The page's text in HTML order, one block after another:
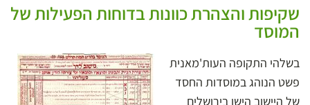
שקיפות והצהרת כוונות בדוחות הפעילות של
המוסד
בשלהי התקופה העות'מאנית
פשט הנוהג במוסדות החסד
של היישוב הישן בירושלים